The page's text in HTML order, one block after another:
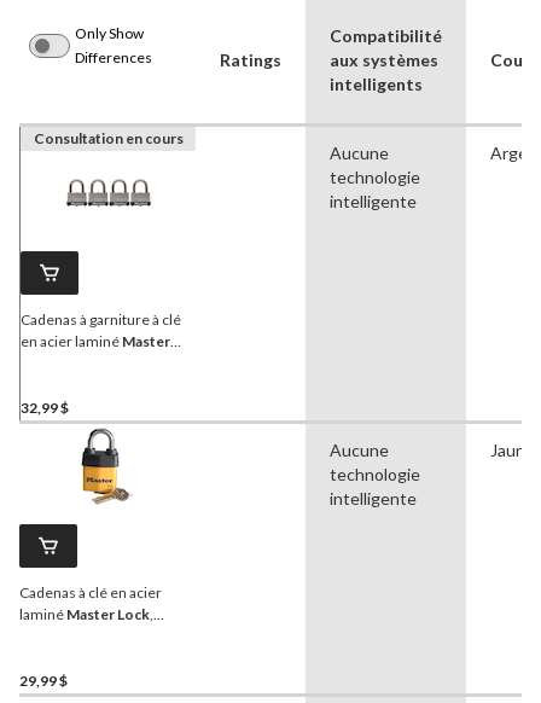
Only Show
Differences
Ratings
Compatibilité
aux systèmes
intelligents
Consultation en cours
Cadenas à garniture à clé
en acier laminé Master
paq. 4
32,99 $
Aucune
technologie
intelligente
Cadenas à clé en acier
laminé Master Lock,
jaune/noir
29,99 $
Aucune
technologie
intelligente
Jaune